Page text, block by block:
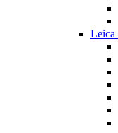
Leica